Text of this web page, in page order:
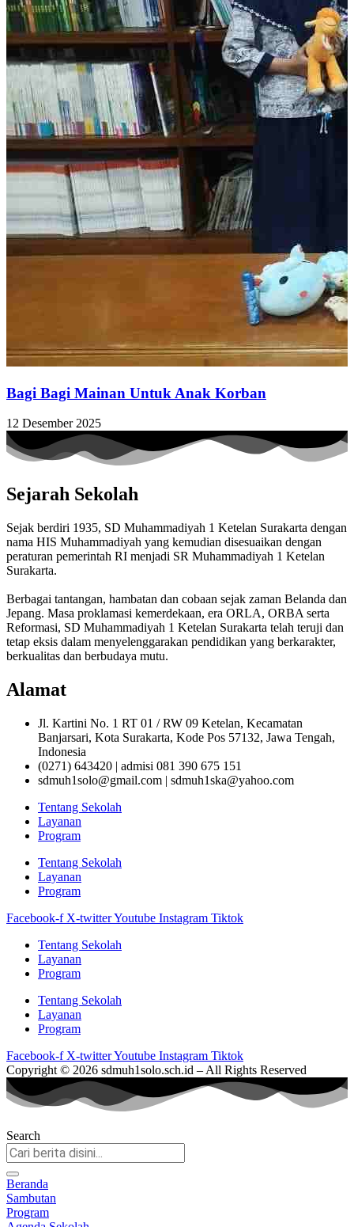
Bagi Bagi Mainan Untuk Anak Korban
12 Desember 2025
Sejarah Sekolah
Sejak berdiri 1935, SD Muhammadiyah 1 Ketelan Surakarta dengan
nama HIS Muhammadiyah yang kemudian disesuaikan dengan
peraturan pemerintah RI menjadi SR Muhammadiyah 1 Ketelan
Surakarta.
Berbagai tantangan, hambatan dan cobaan sejak zaman Belanda dan
Jepang. Masa proklamasi kemerdekaan, era ORLA, ORBA serta
Reformasi, SD Muhammadiyah 1 Ketelan Surakarta telah teruji dan
tetap eksis dalam menyelenggarakan pendidikan yang berkarakter,
berkualitas dan berbudaya mutu.
Alamat
Jl. Kartini No. 1 RT 01 / RW 09 Ketelan, Kecamatan
Banjarsari, Kota Surakarta, Kode Pos 57132, Jawa Tengah,
Indonesia
(0271) 643420 | admisi 081 390 675 151
sdmuh1solo@gmail.com | sdmuh1ska@yahoo.com
Tentang Sekolah
Layanan
Program
Tentang Sekolah
Layanan
Program
Facebook-f X-twitterYoutube Instagram Tiktok
Tentang Sekolah
Layanan
Program
Tentang Sekolah
Layanan
Program
Facebook-f X-twitterYoutube Instagram Tiktok
Copyright © 2026 sdmuh1solo.sch.id – All Rights Reserved
Search
Beranda
Sambutan
Program